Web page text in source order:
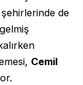
şehirlerinde de
Cemil